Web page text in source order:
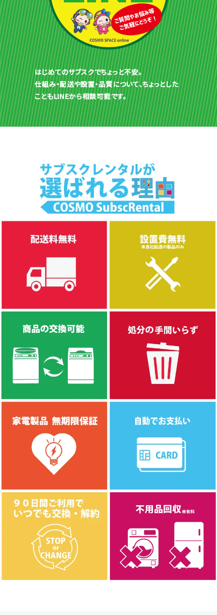
はじめてのサブスクでちょっと不安。
仕組み・配送や設置・品質について、ちょっとした
こともLINEから相談可能です。